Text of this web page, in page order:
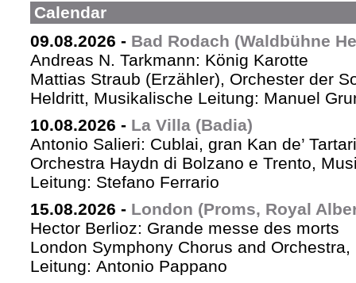
Calendar
09.08.2026 - Bad Rodach (Waldbühne
Andreas N. Tarkmann: König Karotte
Mattias Straub (Erzähler), Orchester der
Heldritt, Musikalische Leitung: Manuel
10.08.2026 - La Villa (Badia)
Antonio Salieri: Cublai, gran Kan de’
Orchestra Haydn di Bolzano e Trento,
Leitung: Stefano Ferrario
15.08.2026 - London (Proms, Royal
Hector Berlioz: Grande messe des morts
London Symphony Chorus and
Leitung: Antonio Pappano